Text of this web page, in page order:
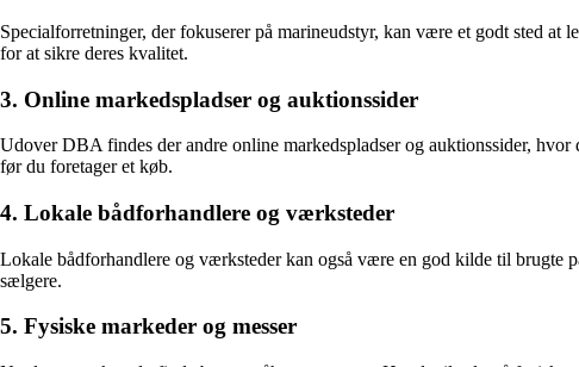
Specialforretninger, der fokuserer på marineudstyr, kan være et godt sted at
for at sikre deres kvalitet.
3. Online markedspladser og auktionssider
Udover DBA findes der andre online markedspladser og auktionssider,
før du foretager et køb.
4. Lokale bådforhandlere og værksteder
Lokale bådforhandlere og værksteder kan også være en god kilde til brugte
sælgere.
5. Fysiske markeder og messer